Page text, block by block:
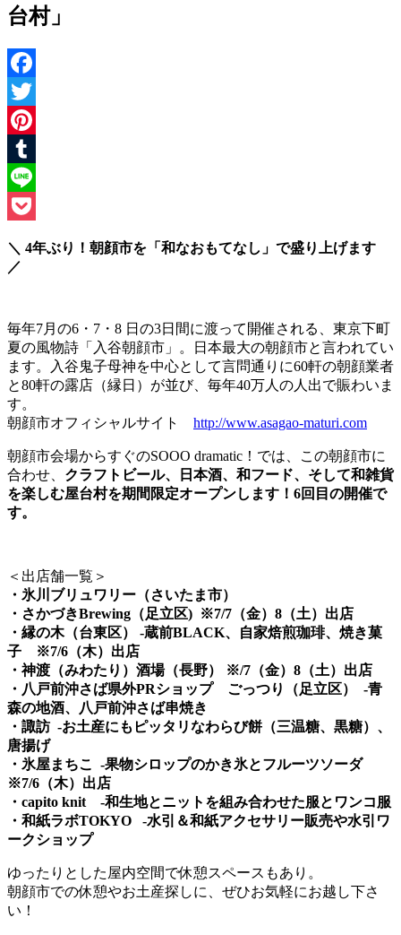
台村」
Facebook
Twitter
Pinterest
Tumblr
Line
＼ 4年ぶり！朝顔市を「和なおもてなし」で盛り上げます
／
毎年7月の6・7・8 日の3日間に渡って開催される、東京下町
夏の風物詩「入谷朝顔市」。日本最大の朝顔市と言われてい
ます。入谷鬼子母神を中心として言問通りに60軒の朝顔業者
と80軒の露店（縁日）が並び、毎年40万人の人出で賑わいま
す。
朝顔市オフィシャルサイト http://www.asagao-maturi.com
朝顔市会場からすぐのSOOO dramatic！では、この朝顔市に
合わせ、 クラフトビール、日本酒、和フード、そして和雑貨
を楽しむ屋台村を期間限定オープンします！6回目の開催で
す。
＜出店舗一覧＞
・氷川ブリュワリー（さいたま市）
・さかづきBrewing（足立区) ※7/7（金）8（土）出店
・縁の木（台東区） -蔵前BLACK、自家焙煎珈琲、焼き菓
子 ※7/6（木）出店
・神渡（みわたり）酒場（長野） ※/7（金）8（土）出店
・八戸前沖さば県外PRショップ ごっつり（足立区） -青
森の地酒、八戸前沖さば串焼き
・諏訪 -お土産にもピッタリなわらび餅（三温糖、黒糖）、
唐揚げ
・氷屋まちこ -果物シロップのかき氷とフルーツソーダ
※7/6（木）出店
・capito knit -和生地とニットを組み合わせた服とワンコ服
・和紙ラボTOKYO -水引＆和紙アクセサリー販売や水引ワ
ークショップ
ゆったりとした屋内空間で休憩スペースもあり。
朝顔市での休憩やお土産探しに、ぜひお気軽にお越し下さ
い！